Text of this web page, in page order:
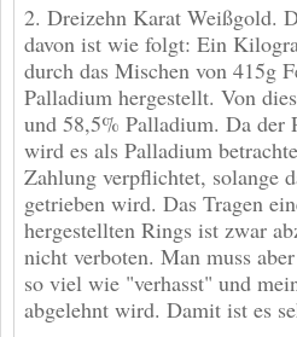
2. Dreizehn Karat Weißgold.
davon ist wie folgt: Ein
durch das Mischen von 415g
Palladium hergestellt. Von
und 58,5% Palladium. Da der
wird es als Palladium
Zahlung verpflichtet, solange
getrieben wird. Das Tragen
hergestellten Rings ist zwar
nicht verboten. Man muss
so viel wie "verhasst" und
abgelehnt wird. Damit ist es